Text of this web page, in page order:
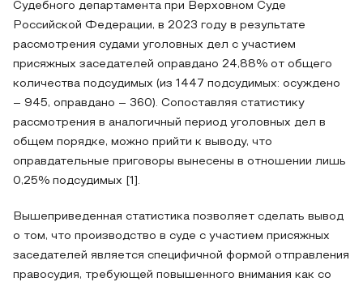
Судебного департамента при Верховном Суде
Российской Федерации, в 2023 году в результате
рассмотрения судами уголовных дел с участием
присяжных заседателей оправдано 24,88% от общего
количества подсудимых (из 1447 подсудимых: осуждено
– 945, оправдано – 360). Сопоставляя статистику
рассмотрения в аналогичный период уголовных дел в
общем порядке, можно прийти к выводу, что
оправдательные приговоры вынесены в отношении лишь
0,25% подсудимых [1].
Вышеприведенная статистика позволяет сделать вывод
о том, что производство в суде с участием присяжных
заседателей является специфичной формой отправления
правосудия, требующей повышенного внимания как со